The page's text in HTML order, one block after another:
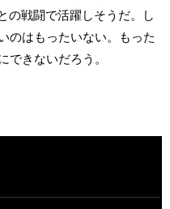
の戦闘で活躍しそうだ。し
のはもったいない。もった
できないだろう。